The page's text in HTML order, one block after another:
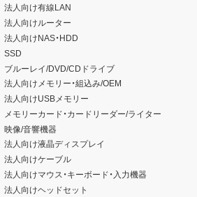
法人向け有線LAN
法人向けルーター
法人向けNAS・HDD
SSD
ブルーレイ/DVD/CDドライブ
法人向けメモリー・組込み/OEM
法人向けUSBメモリー
メモリーカード・カードリーダー/ライター
映像/音響機器
法人向け液晶ディスプレイ
法人向けケーブル
法人向けマウス・キーボード・入力機器
法人向けヘッドセット